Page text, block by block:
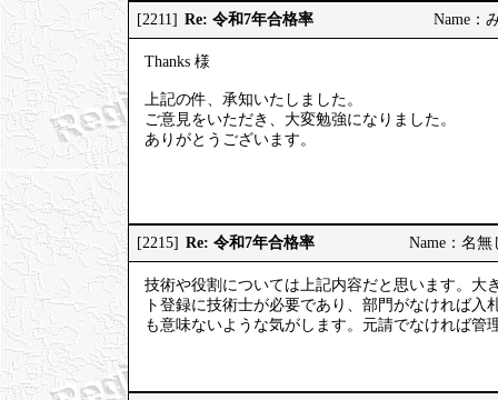
[2211] Re: 令和7年合格率 Name：
Thanks 様
上記の件、承知いたしました。
ご意見をいただき、大変勉強になりました。
ありがとうございます。
[2215] Re: 令和7年合格率 Name：名
技術や役割については上記内容だと思います。大
ト登録に技術士が必要であり、部門がなければ
も意味ないような気がします。元請でなければ